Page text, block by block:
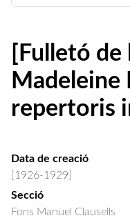
[Fulletó
Madeleine
repertoris
Data de creació
[1926-1929]
Secció
Fons Manuel Clausells